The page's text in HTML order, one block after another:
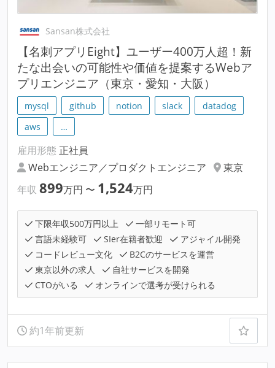
Sansan株式会社
【名刺アプリEight】ユーザー400万人超！新
たな出会いの可能性や価値を提案するWebア
プリエンジニア（東京・愛知・大阪）
mysql github notion slack
datadog
aws
…
雇用形態 正社員
Webエンジニア／プロダクトエンジニア
東京
年収 899万円 〜 1,524万円
下限年収500万円以上
一部リモート可
言語未経験可
SIer在籍者歓迎
アジャイル開発
コードレビュー文化
B2Cのサービスを運営
東京以外の求人
自社サービスを開発
CTOがいる
オンラインで選考が受けられる
約1年前更新